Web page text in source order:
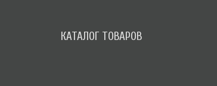
КАТАЛОГ ТОВАРОВ